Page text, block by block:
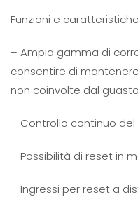
Funzioni e
– Ampia gamma di
consentire di
non coinvolte dal guasto
– Controllo continuo
– Possibilità di reset in
– Ingressi per reset a